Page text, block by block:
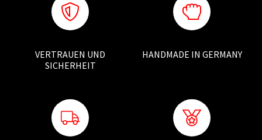
VERTRAUEN UND
SICHERHEIT
HANDMADE IN GERMANY